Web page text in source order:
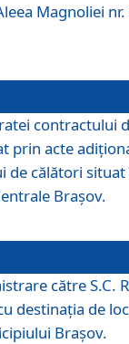
Magnoliei
contractului
prin acte
de călători
Brașov.
către S.C.
destinația de
Brașov.